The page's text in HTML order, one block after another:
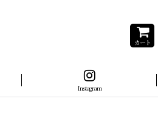
カート
Instagram